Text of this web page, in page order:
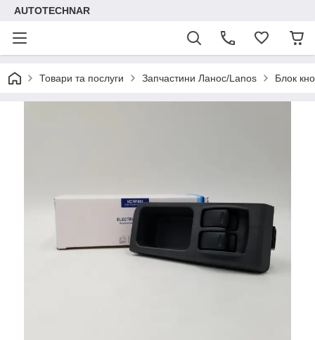
AUTOTECHNAR
Товари та послуги Запчастини Ланос/Lanos Блок